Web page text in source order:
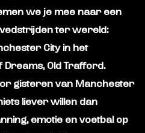
we je mee naar een
ter wereld:
Cityin het
Dreams, Old Trafford.
gisteren van Manchester
liever willen dan
emotie en voetbal op